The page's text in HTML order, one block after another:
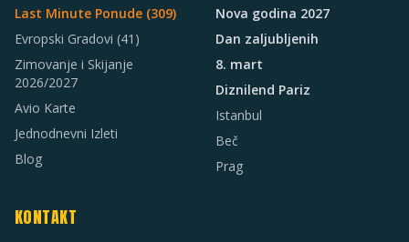
Last Minute Ponude (309)
Evropski Gradovi (41)
Zimovanje i Skijanje
2026/2027
Avio Karte
Jednodnevni Izleti
Blog
Nova godina 2027
Dan zaljubljenih
8. mart
Diznilend Pariz
Istanbul
Beč
Prag
KONTAKT